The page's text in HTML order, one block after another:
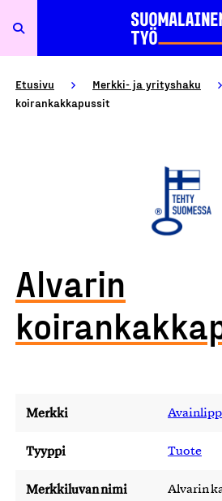
Etusivu Merkki- ja yrityshaku
koirankakkapussit
Alvarin
Merkki
Tyyppi Tuote
Merkkiluvan nimi Alvarin